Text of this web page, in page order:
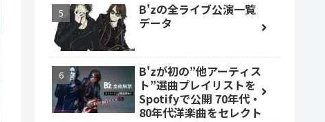
B'zの全ライブ公演一覧
データ
B'zが初の”他アーティス
ト”選曲プレイリストを
Spotifyで公開 70年代・
80年代洋楽曲をセレクト